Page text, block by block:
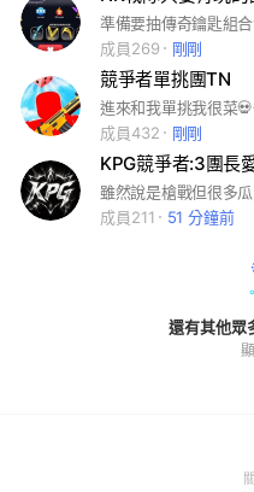
準備要抽傳奇鑰匙組
成員269
剛剛
競爭者單挑團TN
成員432
剛剛
KPG競爭者:3團長
雖然說是槍戰但很多
成員211
51 分鐘前
還有其他眾